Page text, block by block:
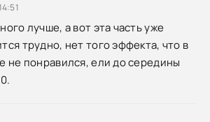
лучше, а вот эта часть уже
трудно, нет того эффекта, что в
не понравился, ели до середины